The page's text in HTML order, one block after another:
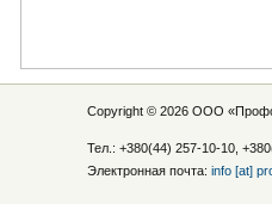
Copyright © 2026 ООО «
Тел.: +380(44) 257-10-10,
Электронная почта: info [at]